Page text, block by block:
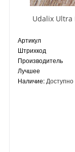
Udalix Ultra
Артикул
Штрихкод
Производитель
Лучшее
Наличие: Доступно